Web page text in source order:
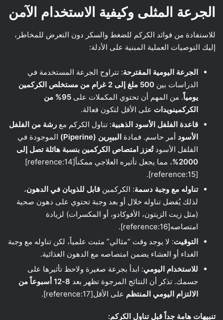
الجرعة المثلى وكيفية الاستخدام الآمن
للاستفادة من فوائد الكركم للضغط والسكر دون التعرض للمخاطر،
إليك التوصيات العملية المبنية على الأدلة:
الجرعة اليومية المقترحة: تتراوح الجرعة المستخدمة في
الدراسات بين
500 ملغ إلى 2 غرام من مستخلص الكركمين
يومياً. من المهم أن تحتوي المكملات على
95% من
الكركمينويدات على الأقل لتكون فعالة.
قاعدة الفلفل الأسود الذهبية: تناول الكركم مع رشة من الفلفل
الأسود أمر حاسم. فمادة البيبِرين (Piperine)
الموجودة في
الفلفل الأسودتُعزز امتصاص الكركمين بنسبة هائلة تصل إلى
2000%
، مما يجعل تأثيره العلاجي ممكناً[reference:14]
[reference:15].
تناوله مع وجبة دسمة: الكركمين قابل للذوبان في الدهون،
لذلك يُفضل تناوله خلال أو بعد وجبة تحتوي على دهون صحية
(مثل زيت الزيتون، الأفوكادو، أو المكسرات) لزيادة
امتصاصه[reference:16].
التوقيت: لا يوجد وقت “مثالي” مثبت علمياً، لكن تناوله مع وجبة
الغداء أو العشاء يضمن امتصاصه مع الدهون الغذائية.
للاستخدام اليومي: ابدأ بجرعة صغيرة ولاحظ تأثيرها على
جسمك. تذكر أن النتائج المرجوة تظهر بعد
8-12 أسبوعاً من
الالتزام اليومي المنتظم على الأقل[reference:17].
تنبيهات هامة جداً قبل تناول الكركم: